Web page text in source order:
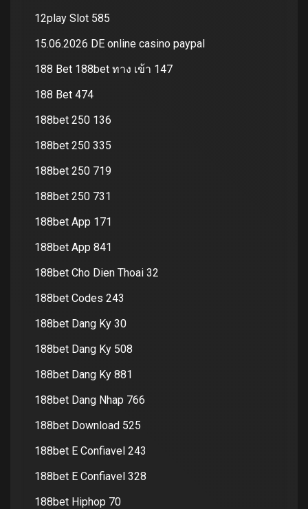
12play Slot 585
15.06.2026 DE online casino paypal
188 Bet 188bet ทาง เข้า 147
188 Bet 474
188bet 250 136
188bet 250 335
188bet 250 719
188bet 250 731
188bet App 171
188bet App 841
188bet Cho Dien Thoai 32
188bet Codes 243
188bet Dang Ky 30
188bet Dang Ky 508
188bet Dang Ky 881
188bet Dang Nhap 766
188bet Download 525
188bet E Confiavel 243
188bet E Confiavel 328
188bet Hiphop 70